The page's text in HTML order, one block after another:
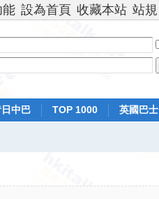
能 設為首頁 收藏本站 站規
中巴 TOP 1000
英國巴士